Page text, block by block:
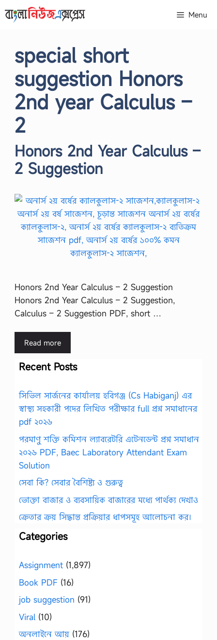
to
Menu
special short
suggestion Honors
2nd year Calculus –
2
Honors 2nd Year Calculus –
2 Suggestion
Honors 2nd Year Calculus – 2 Suggestion
Honors 2nd Year Calculus – 2 Suggestion,
Calculus – 2 Suggestion PDF, short …
Read more
Recent Posts
সিভিল সার্জনের কার্যালয় হবিগঞ্জ (Cs Habiganj) এর
স্বাস্থ্য সহকারী পদের লিখিত পরীক্ষার full প্রশ্ন সমাধানের
pdf ২০২৬
পরমাণু শক্তি কমিশন ল্যাবরেটরি এটেনডেন্ট প্রশ্ন সমাধান
২০২৬ PDF, Baec Laboratory Attendant Exam
Solution
সেবা কি? সেবার বৈশিষ্ট্য ও গুরুত্ব
ভোক্তা বাজার ও ব্যবসায়িক বাজারের মধ্যে পার্থক্য দেখাও
ক্রেতার ক্রয় সিদ্ধান্ত প্রক্রিয়ার ধাপসমূহ আলোচনা কর।
Categories
Assignment (1,897)
Book PDF (16)
job suggestion (91)
Viral (10)
অনলাইনে আয় (176)